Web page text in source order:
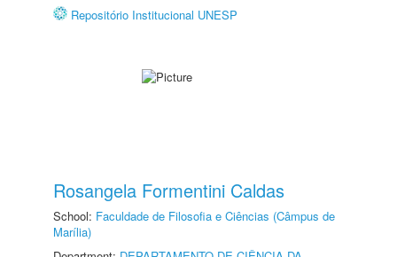
Repositório Institucional UNESP
Rosangela Formentini Caldas
School: Faculdade de Filosofia e Ciências (Câmpus de
Marília)